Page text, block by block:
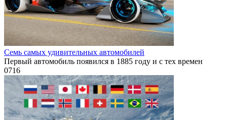
Семь самых удивительных автомобилей
Первый автомобиль появился в 1885 году и с тех времен
0716